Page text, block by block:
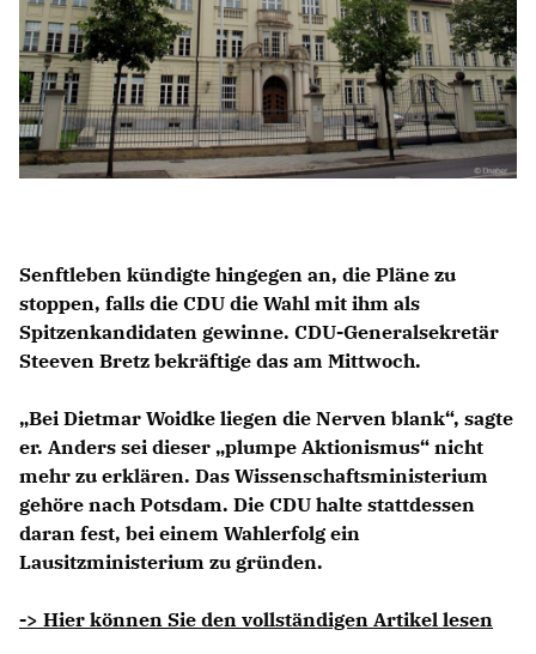
CDU Fraktion im Brandenburger Landtag
CDU Brandenburg
CDU Potsdam
Senftleben kündigte hingegen an, die Pläne zu
stoppen, falls die CDU die Wahl mit ihm als
Spitzenkandidaten gewinne. CDU-Generalsekretär
Steeven Bretz bekräftige das am Mittwoch.
Bei Dietmar Woidke liegen die Nerven blank“, sagte
er. Anders sei dieser „plumpe Aktionismus“ nicht
mehr zu erklären. Das Wissenschaftsministerium
gehöre nach Potsdam. Die CDU halte stattdessen
daran fest, bei einem Wahlerfolg ein
Lausitzministerium zu gründen.
-> Hier können Sie den vollständigen Artikel lesen